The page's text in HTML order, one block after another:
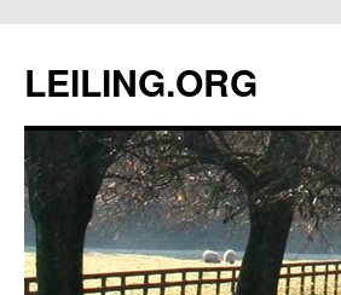
文
LEILING.ORG